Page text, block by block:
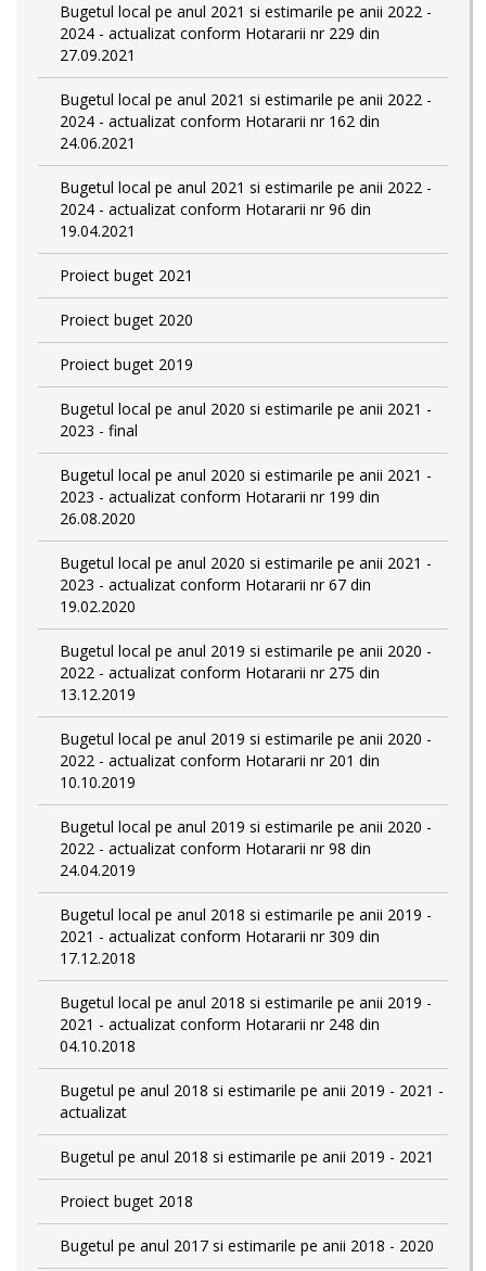
Bugetul local pe anul 2021 si estimarile pe anii 2022 -
2024 - actualizat conform Hotararii nr 229 din
27.09.2021
Bugetul local pe anul 2021 si estimarile pe anii 2022 -
2024 - actualizat conform Hotararii nr 162 din
24.06.2021
Bugetul local pe anul 2021 si estimarile pe anii 2022 -
2024 - actualizat conform Hotararii nr 96 din
19.04.2021
Proiect buget 2021
Proiect buget 2020
Proiect buget 2019
Bugetul local pe anul 2020 si estimarile pe anii 2021 -
2023 - final
Bugetul local pe anul 2020 si estimarile pe anii 2021 -
2023 - actualizat conform Hotararii nr 199 din
26.08.2020
Bugetul local pe anul 2020 si estimarile pe anii 2021 -
2023 - actualizat conform Hotararii nr 67 din
19.02.2020
Bugetul local pe anul 2019 si estimarile pe anii 2020 -
2022 - actualizat conform Hotararii nr 275 din
13.12.2019
Bugetul local pe anul 2019 si estimarile pe anii 2020 -
2022 - actualizat conform Hotararii nr 201 din
10.10.2019
Bugetul local pe anul 2019 si estimarile pe anii 2020 -
2022 - actualizat conform Hotararii nr 98 din
24.04.2019
Bugetul local pe anul 2018 si estimarile pe anii 2019 -
2021 - actualizat conform Hotararii nr 309 din
17.12.2018
Bugetul local pe anul 2018 si estimarile pe anii 2019 -
2021 - actualizat conform Hotararii nr 248 din
04.10.2018
Bugetul pe anul 2018 si estimarile pe anii 2019 - 2021 -
actualizat
Bugetul pe anul 2018 si estimarile pe anii 2019 - 2021
Proiect buget 2018
Bugetul pe anul 2017 si estimarile pe anii 2018 - 2020